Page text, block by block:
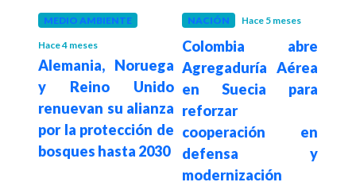
MEDIO AMBIENTE
Hace 4 meses
Alemania, Noruega
y Reino Unido
renuevan su alianza
por la protección de
bosques hasta 2030
NACIÓN Hace 5 meses
Colombia abre
Agregaduría Aérea
en Suecia para
reforzar
cooperación en
defensa y
modernización